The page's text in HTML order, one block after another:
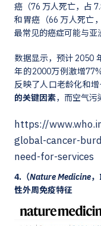
癌（76 万人死亡，占
和胃癌（66 万人死亡
最常见的癌症可能与亚
数据显示，预计 2050
年的2000万例激增
反映了人口老龄化和增
的关键因素，而空气污
https://
global-cancer-
need-for-services
4.（Nature Medicine
性外周免疫特征